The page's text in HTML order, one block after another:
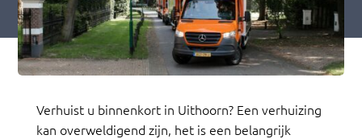
Verhuist u binnenkort in Uithoorn? Een verhuizing
kan overweldigend zijn, het is een belangrijk